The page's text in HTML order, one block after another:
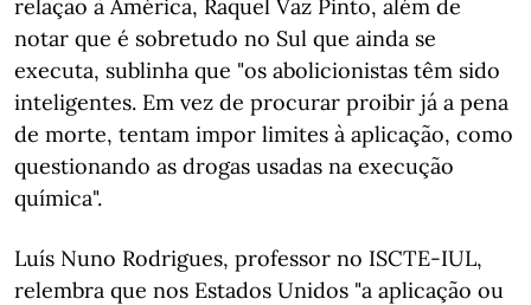
relação à América, Raquel Vaz Pinto, além de
notar que é sobretudo no Sul que ainda se
executa, sublinha que "os abolicionistas têm sido
inteligentes. Em vez de procurar proibir já a pena
de morte, tentam impor limites à aplicação, como
questionando as drogas usadas na execução
química".
Luís Nuno Rodrigues, professor no ISCTE-IUL,
relembra que nos Estados Unidos "a aplicação ou